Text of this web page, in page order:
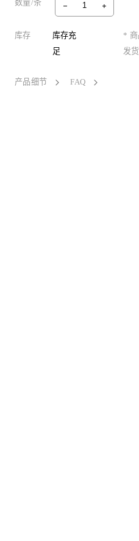
数量/条
库存
库存充
足
* 商
发货
产品细节 FAQ